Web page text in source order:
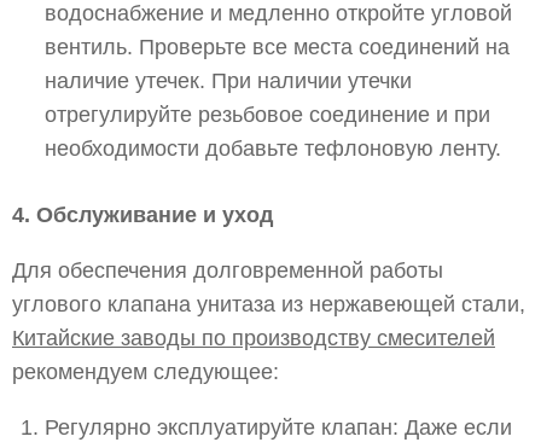
водоснабжение и медленно откройте угловой
вентиль. Проверьте все места соединений на
наличие утечек. При наличии утечки
отрегулируйте резьбовое соединение и при
необходимости добавьте тефлоновую ленту.
4. Обслуживание и уход
Для обеспечения долговременной работы
углового клапана унитаза из нержавеющей стали,
Китайские заводы по производству смесителей
рекомендуем следующее:
Регулярно эксплуатируйте клапан: Даже если